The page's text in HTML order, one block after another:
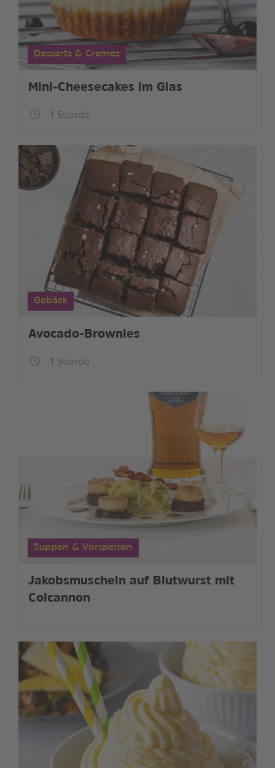
Desserts & Cremes
Mini-Cheesecakes im Glas
1 Stunde
Gebäck
Avocado-Brownies
1 Stunde
Suppen & Vorspeisen
Jakobsmuscheln auf Blutwurst mit
Colcannon